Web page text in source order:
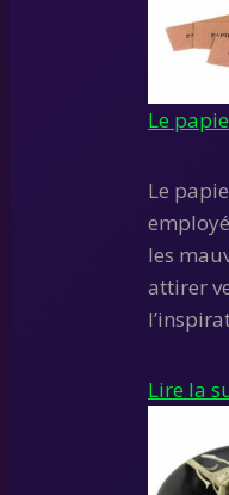
Le
Le
les
attirer
Lire la